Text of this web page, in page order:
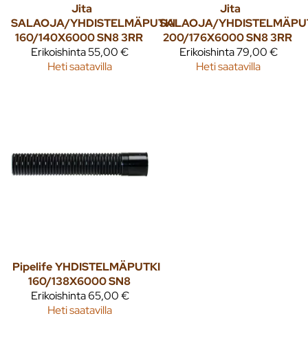
Jita
SALAOJA/YHDISTELMÄPUTKI
160/140X6000 SN8 3RR
Erikoishinta55,00 €
Heti saatavilla
Jita
SALAOJA/
200/176X6000 SN8 3RR
Erikoishinta79,00 €
Heti saatavilla
PipelifeYHDISTELMÄPUTKI
160/138X6000 SN8
Erikoishinta65,00 €
Heti saatavilla